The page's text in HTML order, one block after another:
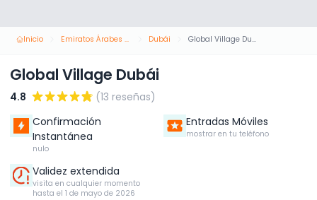
Inicio Emiratos Árabes Unidos Dubái Global Village Dubái
Global Village Dubái
4.8
(13 reseñas)
Confirmación
Instantánea
nulo
Entradas Móviles
mostrar en tu teléfono
Validez extendida
visita en cualquier momento
hasta el 1 de mayo de 2026